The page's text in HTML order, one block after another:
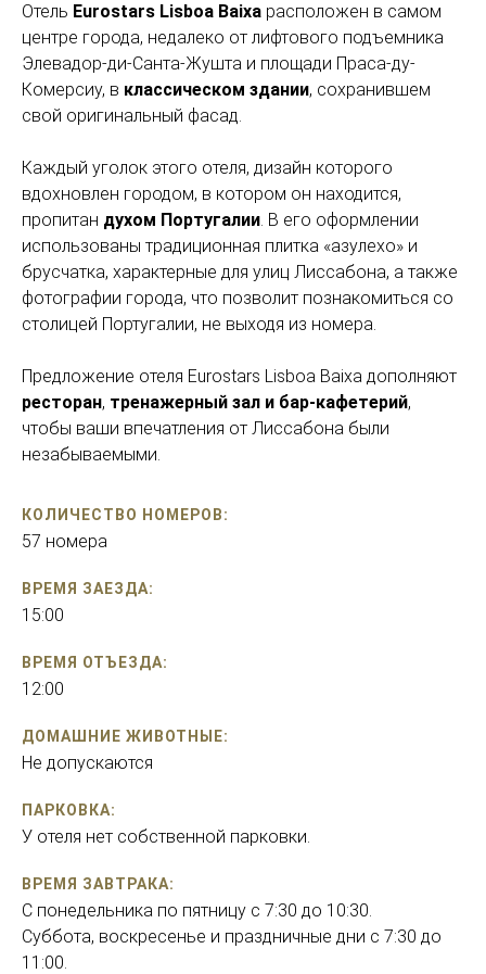
Отель Eurostars Lisboa Baixa расположен в самом
центре города, недалеко от лифтового подъемника
Элевадор-ди-Санта-Жушта и площади Праса-ду-
Комерсиу, в классическом здании, сохранившем
свой оригинальный фасад.
Каждый уголок этого отеля, дизайн которого
вдохновлен городом, в котором он находится,
пропитан духом Португалии. В его оформлении
использованы традиционная плитка «азулехо» и
брусчатка, характерные для улиц Лиссабона, а также
фотографии города, что позволит познакомиться со
столицей Португалии, не выходя из номера.
Предложение отеля Eurostars Lisboa Baixa дополняют
ресторан, тренажерный зал и бар-кафетерий,
чтобы ваши впечатления от Лиссабона были
незабываемыми.
КОЛИЧЕСТВО НОМЕРОВ:
57 номера
ВРЕМЯ ЗАЕЗДА:
15:00
ВРЕМЯ ОТЪЕЗДА:
12:00
ДОМАШНИЕ ЖИВОТНЫЕ:
Не допускаются
ПАРКОВКА:
У отеля нет собственной парковки.
ВРЕМЯ ЗАВТРАКА:
С понедельника по пятницу с 7:30 до 10:30.
Суббота, воскресенье и праздничные дни с 7:30 до
11:00.